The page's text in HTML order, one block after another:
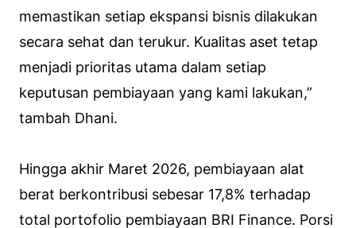
memastikan setiap ekspansi bisnis dilakukan
secara sehat dan terukur. Kualitas aset tetap
menjadi prioritas utama dalam setiap
keputusan pembiayaan yang kami lakukan,”
tambah Dhani.
Hingga akhir Maret 2026, pembiayaan alat
berat berkontribusi sebesar 17,8% terhadap
total portofolio pembiayaan BRI Finance. Porsi